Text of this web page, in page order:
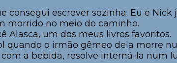
escrever sozinha. Eu e
morrido no meio do caminho.
um dos meus livros favoritos.
quando o irmão gêmeo dela morre
a bebida, resolve interná-la num